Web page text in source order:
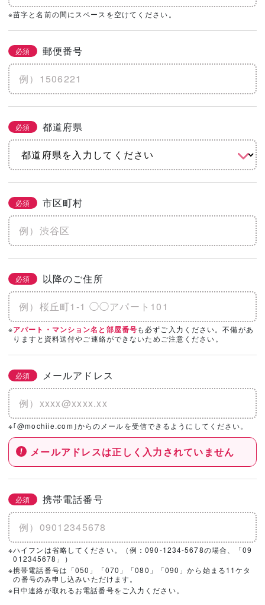
なし あり 購入予定がある
0㎡
2/3 必須 こだわりをチェック
機能
省エネ・エコ
防音
そのほかのこだわりを見る
3/3
必須 「カタログ請求」「相談・見学」したい会
社を選択！
基本情報とこだわりの条件を設定いただくと、
こちらのエリアにハウスメーカー・工務店が表示されます。
※苗字と名前の間にスペースを空けてください。
必須 郵便番号
必須 都道府県
必須 市区町村
必須 以降のご住所
※アパート・マンション名と部屋番号も必ずご入力ください。不備があ
りますと資料送付やご連絡ができないためご注意ください。
必須 メールアドレス
※｢@mochiie.com｣からのメールを受信できるようにしてください。
メールアドレスは正しく入力されていません
必須 携帯電話番号
※ハイフンは省略してください。（例：090-1234-5678の場合、「09
012345678」）
※携帯電話番号は「050」「070」「080」「090」から始まる11ケタ
の番号のみ申し込みいただけます。
※日中連絡が取れるお電話番号をご入力ください。